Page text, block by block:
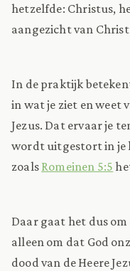
hetzelfde: Christus,
aangezicht van
In de praktijk
in wat je ziet en weet
Jezus. Dat ervaar je
wordt uitgestort in je
zoals Romeinen 5:5
Daar gaat het dus
alleen om dat God
dood van de Heere